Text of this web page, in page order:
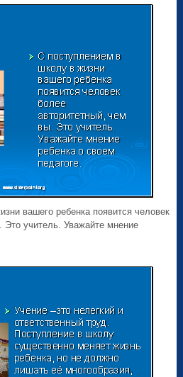
вашего ребенка появится человек
Это учитель. Уважайте мнение